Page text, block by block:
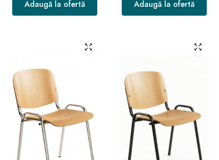
Adaugă la ofertă Adaugă la ofertă